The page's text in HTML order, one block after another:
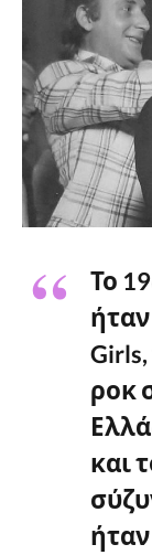
Το
ροκ
και